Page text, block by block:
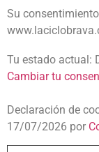
Su
Tu estado actual:
Cambiar tu
Declaración de
17/07/2026 por